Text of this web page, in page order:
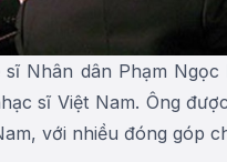
sĩ Nhân dân Phạm
sĩ Việt Nam. Ông
với nhiều đóng góp